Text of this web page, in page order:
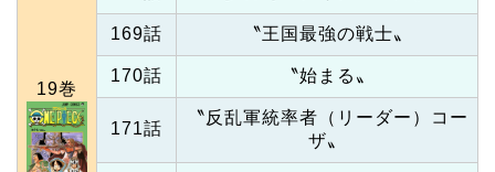
19巻
169話 〝王国最強の戦士〟
170話 〝始まる〟
171話
〝反乱軍統率者（リーダー）コー
ザ〟